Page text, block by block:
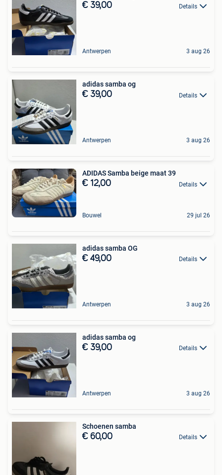
€ 39,00 Details
Antwerpen 3 aug 26
adidas samba og
€ 39,00 Details
Antwerpen 3 aug 26
ADIDAS Samba beige maat 39
€ 12,00 Details
Bouwel 29 jul 26
adidas samba OG
€ 49,00 Details
Antwerpen 3 aug 26
adidas samba og
€ 39,00 Details
Antwerpen 3 aug 26
Schoenen samba
€ 60,00 Details